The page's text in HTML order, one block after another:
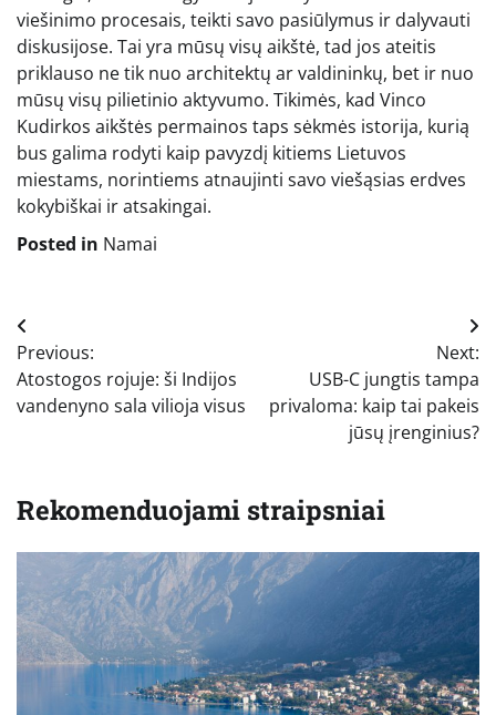
viešinimo procesais, teikti savo pasiūlymus ir dalyvauti
diskusijose. Tai yra mūsų visų aikštė, tad jos ateitis
priklauso ne tik nuo architektų ar valdininkų, bet ir nuo
mūsų visų pilietinio aktyvumo. Tikimės, kad Vinco
Kudirkos aikštės permainos taps sėkmės istorija, kurią
bus galima rodyti kaip pavyzdį kitiems Lietuvos
miestams, norintiems atnaujinti savo viešąsias erdves
kokybiškai ir atsakingai.
Posted in Namai
Navigacija
tarp
įrašų
Previous:
Atostogos rojuje: ši Indijos
vandenyno sala vilioja visus
Next:
USB-C jungtis tampa
privaloma: kaip tai pakeis
jūsų įrenginius?
Rekomenduojami straipsniai